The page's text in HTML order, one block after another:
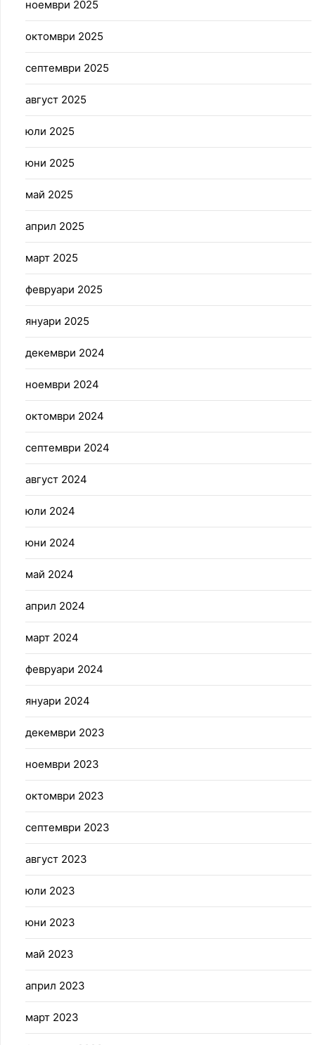
ноември 2025
октомври 2025
септември 2025
август 2025
юли 2025
юни 2025
май 2025
април 2025
март 2025
февруари 2025
януари 2025
декември 2024
ноември 2024
октомври 2024
септември 2024
август 2024
юли 2024
юни 2024
май 2024
април 2024
март 2024
февруари 2024
януари 2024
декември 2023
ноември 2023
октомври 2023
септември 2023
август 2023
юли 2023
юни 2023
май 2023
април 2023
март 2023